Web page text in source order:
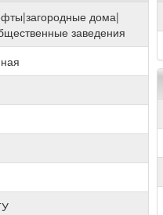
дома|
заведения